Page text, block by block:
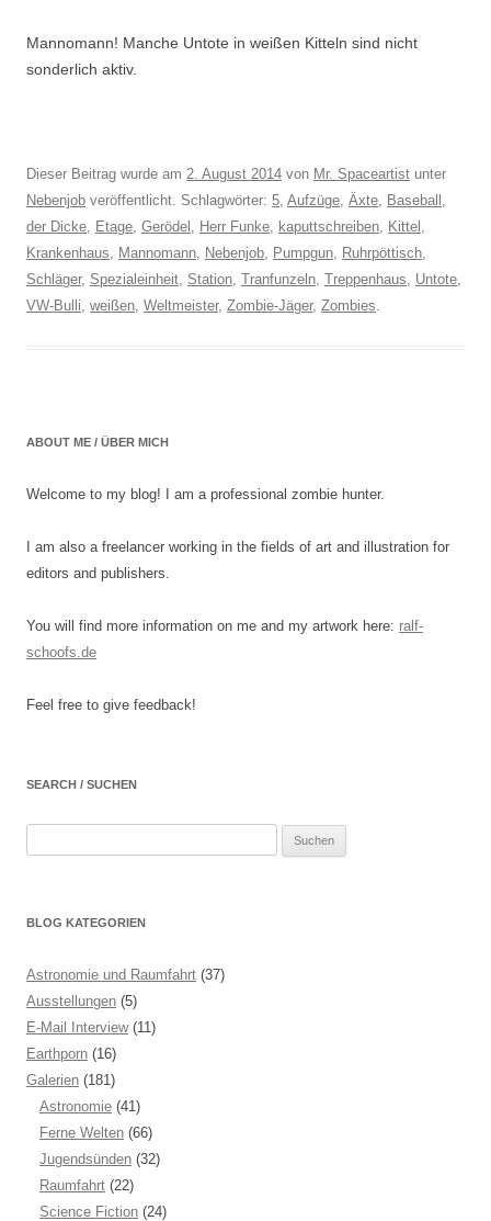
Mannomann! Manche Untote in weißen Kitteln sind nicht
sonderlich aktiv.
Dieser Beitrag wurde am 2. August 2014 von Mr. Spaceartist unter
Nebenjob veröffentlicht. Schlagwörter: 5, Aufzüge, Äxte, Baseball ,
der Dicke, Etage, Gerödel , Herr Funke, kaputtschreiben, Kittel ,
Krankenhaus, Mannomann, Nebenjob, Pumpgun, Ruhrpöttisch,
Schläger, Spezialeinheit, Station, Tranfunzeln, Treppenhaus, Untote,
VW-Bulli, weißen, Weltmeister, Zombie-Jäger, Zombies.
ABOUT ME / ÜBER MICH
Welcome to my blog! I am a professional zombie hunter.
I am also a freelancer working in the fields of art and illustration for
editors and publishers.
You will find more information on me and my artwork here: ralf-
schoofs.de
Feel free to give feedback!
SEARCH / SUCHEN
BLOG KATEGORIEN
Astronomie und Raumfahrt (37)
Ausstellungen (5)
E-Mail Interview(11)
Earthporn (16)
Galerien (181)
Astronomie (41)
Ferne Welten (66)
Jugendsünden (32)
Raumfahrt (22)
Science Fiction (24)